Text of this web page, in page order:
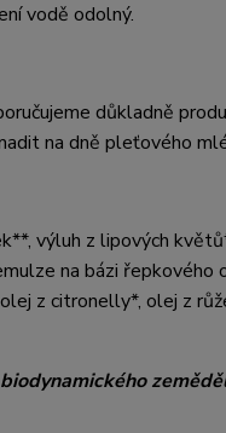
vodě odolný.
důkladně
na dně pleťového
výluh z lipových
na bázi
z citronelly*, olej z
biodynamického